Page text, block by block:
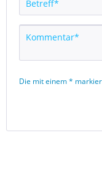
Die mit einem *